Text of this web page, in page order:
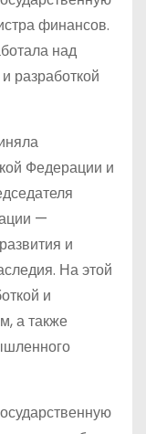
финансов.
над
разработкой
Федерации и
—
и
На этой
и
а также